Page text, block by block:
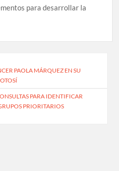
para desarrollar la
PAOLA MÁRQUEZ EN SU
PARA IDENTIFICAR
PRIORITARIOS